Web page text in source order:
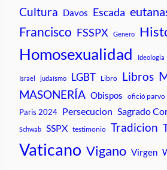
Cultura Davos Escada
Francisco FSSPX Genero
Homosexualidad Ideologia
Israel judaísmo LGBT Libro Libros
MASONERÍA Obispos ofició parvo
Paris 2024 Persecucion Sagrado
Schwab SSPX testimonio Tradicion
Vaticano Vigano Virgen